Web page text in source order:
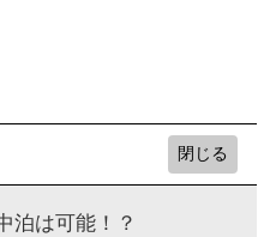
泊は可能！？